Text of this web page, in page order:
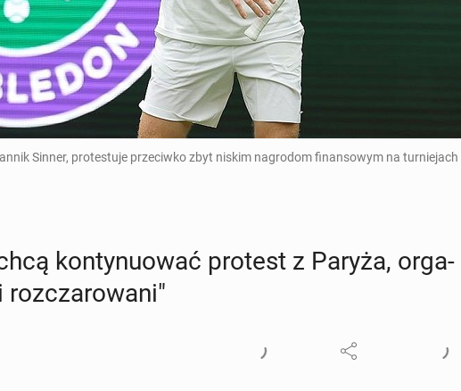
Sinner, protestuje przeciwko zbyt niskim nagrodom finansowym na turniejach
kon­ty­nu­ować protest z Paryża, or­ga­
roz­cza­ro­wa­ni"